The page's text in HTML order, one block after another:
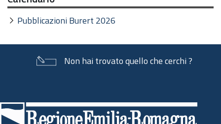
Pubblicazioni Burert 2026
Non hai trovato quello che cerchi ?
di